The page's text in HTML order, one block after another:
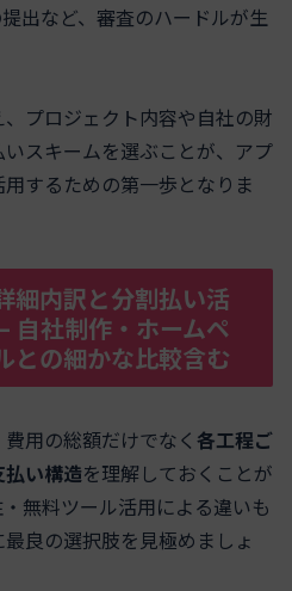
出など、審査のハードルが生
プロジェクト内容や自社の財
スキームを選ぶことが、アプ
するための第一歩となりま
細内訳と分割払い活
自社制作・ホームペ
との細かな比較含む
用の総額だけでなく 各工程ご
い構造を理解しておくことが
無料ツール活用による違いも
良の選択肢を見極めましょ